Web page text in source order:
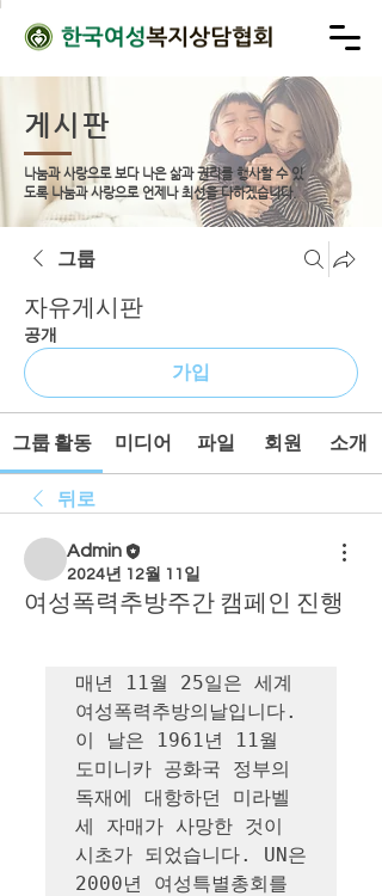
게시판
나눔과 사랑으로 보다 나은 삶과 권리를 행사할 수 있
도록 나눔과 사랑으로 언제나 최선을 다하겠습니다.
그룹
자유게시판
공개
가입
그룹 활동 미디어 파일 회원 소개
뒤로
Admin
2024년 12월 11일
여성폭력추방주간 캠페인 진행
매년 11월 25일은 세계
여성폭력추방의날입니다.
이 날은 1961년 11월
도미니카 공화국 정부의
독재에 대항하던 미라벨
세 자매가 사망한 것이
시초가 되었습니다. UN은
2000년 여성특별총회를